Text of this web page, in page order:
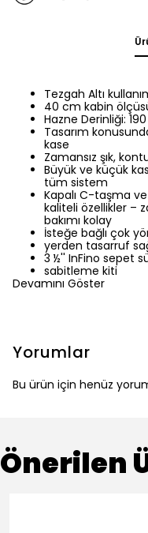
Tezgah Altı
40 cm kabin
Hazne Derinliği:
Tasarım
kase
Zamansız şık,
Büyük ve küçük
tüm sistem
Kapalı C-taşma
kaliteli özellikler –
bakımı kolay
İsteğe bağlı çok
yerden tasarruf
3 ½'' InFino sepet
sabitleme kiti
Devamını Göster
Yorumlar
Bu ürün için henüz
Önerilen